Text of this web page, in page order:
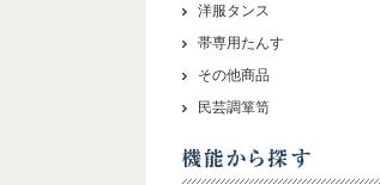
洋服タンス
帯専用たんす
その他商品
民芸調箪笥